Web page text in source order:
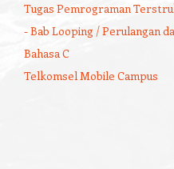
Tugas Pemrograman
- Bab Looping / Perulangan
Bahasa C
Telkomsel Mobile Campus